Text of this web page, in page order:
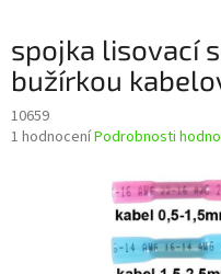
spojka lisovací
bužírkou
10659
Průměrné
1 hodnoceníPodrobnosti